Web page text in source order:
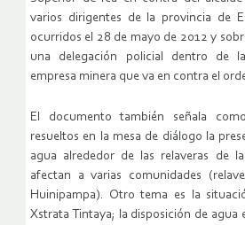
varios dirigentes de la provincia de
ocurridos el 28 de mayo de 2012 y
una delegación policial dentro de
empresa minera que va en contra el
El documento también señala
resueltos en la mesa de diálogo la
agua alrededor de las relaveras de
afectan a varias comunidades
Huinipampa). Otro tema es la
Xstrata Tintaya; la disposición de agua